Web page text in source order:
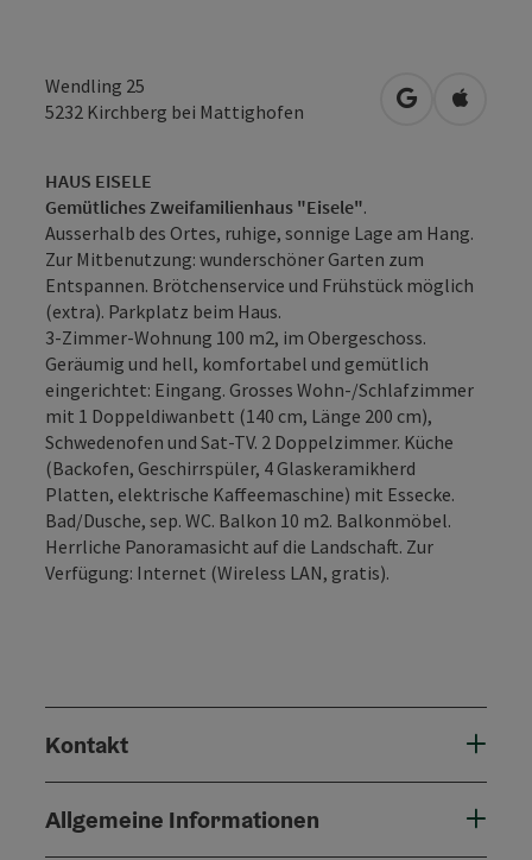
Wendling 25
5232 Kirchberg bei Mattighofen in Google
in
HAUS EISELE
Gemütliches Zweifamilienhaus "Eisele".
Ausserhalb des Ortes, ruhige, sonnige Lage am Hang.
Zur Mitbenutzung: wunderschöner Garten zum
Entspannen. Brötchenservice und Frühstück möglich
(extra). Parkplatz beim Haus.
3-Zimmer-Wohnung 100 m2, im Obergeschoss.
Geräumig und hell, komfortabel und gemütlich
eingerichtet: Eingang. Grosses Wohn-/Schlafzimmer
mit 1 Doppeldiwanbett (140 cm, Länge 200 cm),
Schwedenofen und Sat-TV. 2 Doppelzimmer. Küche
(Backofen, Geschirrspüler, 4 Glaskeramikherd
Platten, elektrische Kaffeemaschine) mit Essecke.
Bad/Dusche, sep. WC. Balkon 10 m2. Balkonmöbel.
Herrliche Panoramasicht auf die Landschaft. Zur
Verfügung: Internet (Wireless LAN, gratis).
Kontakt
Allgemeine Informationen